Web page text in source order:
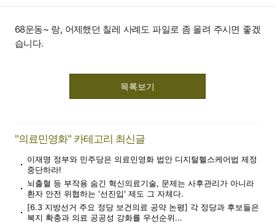
68운동~ 랑, 어제했던 칠레 사례도 파일로 좀 올려 주시면 좋겠
습니다.
목록보기
"의료민영화" 카테고리 최신글
이재명 정부와 민주당은 의료민영화 법안 디지털헬스케어법 제정
중단하라!
뇌출혈 등 부작용 숨긴 혁신의료기술, 문제는 사후관리가 아니라
환자 안전 위협하는 '선진입' 제도 그 자체다.
[6.3 지방선거 주요 정당 보건의료 공약 논평] 각 정당과 후보들은
복지 확충과 의료 공공성 강화를 우선순위...